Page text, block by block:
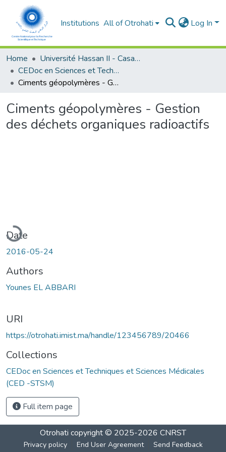
Institutions All of Otrohati Log In
Home
Université Hassan II - Casablanca
CEDoc en Sciences et Techniques et Sciences Médicales (CED -STSM)
Ciments géopolymères - Gestion des déchets organiques radioactifs
Ciments géopolymères - Gestion
des déchets organiques radioactifs
Date
2016-05-24
Authors
Younes EL ABBARI
URI
https://otrohati.imist.ma/handle/123456789/20466
Collections
CEDoc en Sciences et Techniques et Sciences Médicales
(CED -STSM)
Full item page
Otrohati copyright © 2025-2026 CNRST
Privacy policy End User Agreement Send Feedback